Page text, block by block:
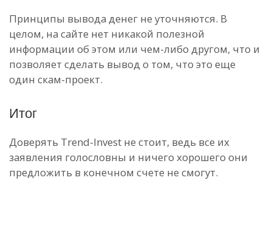
Принципы вывода денег не уточняются. В
целом, на сайте нет никакой полезной
информации об этом или чем-либо другом, что и
позволяет сделать вывод о том, что это еще
один скам-проект.
Итог
Доверять Trend-Invest не стоит, ведь все их
заявления голословны и ничего хорошего они
предложить в конечном счете не смогут.